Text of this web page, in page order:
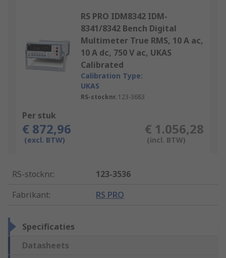
RS PRO IDM8342 IDM-
8341/8342 Bench Digital
Multimeter True RMS, 10 A ac,
10 A dc, 750 V ac, UKAS
Calibrated
Calibration Type:
UKAS
RS-stocknr. 123-3683
Per stuk
€ 872,96
(excl. BTW)
€ 1.056,28
(incl. BTW)
RS-stocknr.:
123-3536
Fabrikant: RS PRO
Specificaties
Datasheets